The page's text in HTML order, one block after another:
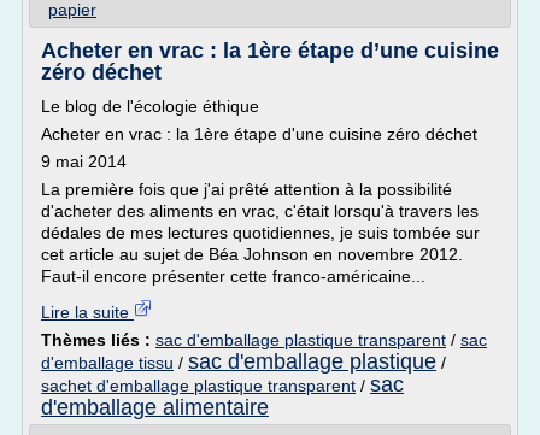
papier
Acheter en vrac : la 1ère étape d’une cuisine
zéro déchet
Le blog de l'écologie éthique
Acheter en vrac : la 1ère étape d'une cuisine zéro déchet
9 mai 2014
La première fois que j'ai prêté attention à la possibilité
d'acheter des aliments en vrac, c'était lorsqu'à travers les
dédales de mes lectures quotidiennes, je suis tombée sur
cet article au sujet de Béa Johnson en novembre 2012.
Faut-il encore présenter cette franco-américaine...
Lire la suite
Thèmes liés : sac d'emballage plastique transparent / sac
d'emballage tissu / sac d'emballage plastique /
sachet d'emballage plastique transparent / sac
d'emballage alimentaire